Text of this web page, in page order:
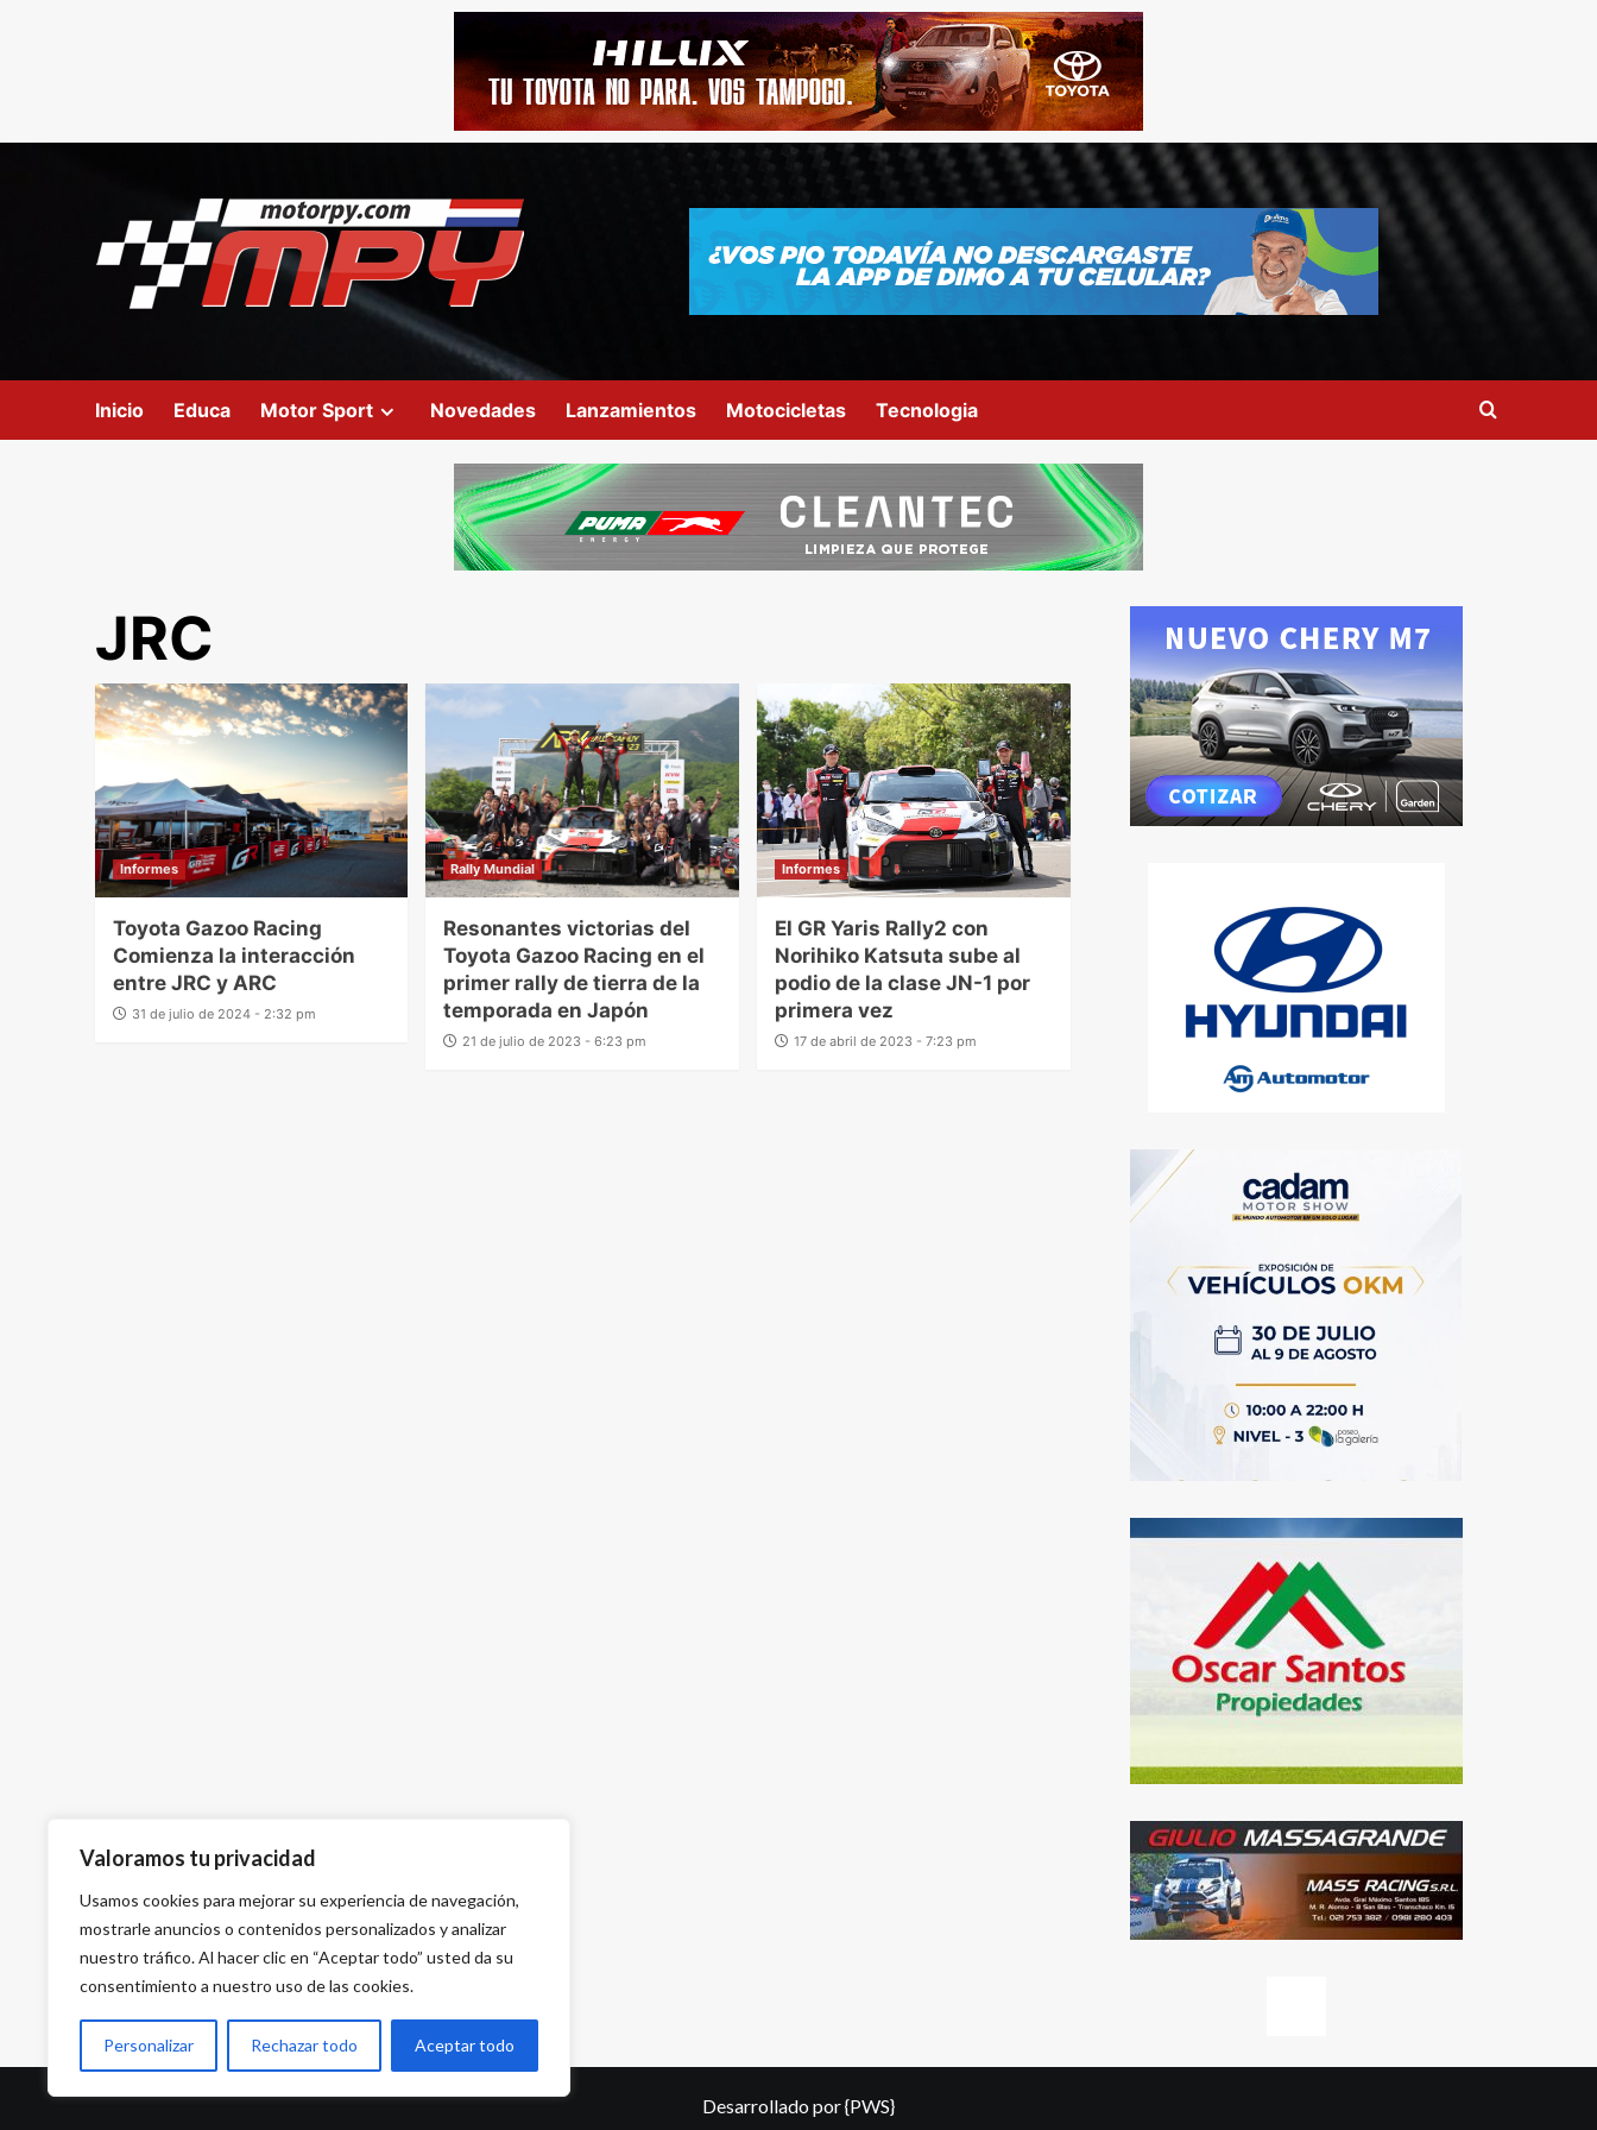
Valoramos tu privacidad
Usamos cookies para mejorar su experiencia de navegación,
mostrarle anuncios o contenidos personalizados y analizar
nuestro tráfico. Al hacer clic en “Aceptar todo” usted da su
consentimiento a nuestro uso de las cookies.
Personalizar Rechazar todo Aceptar todo
Inicio Educa Motor Sport Novedades Lanzamientos Motocicletas Tecnologia
JRC
Informes
Toyota Gazoo Racing
Comienza la interacción
entre JRC y ARC
31 de julio de 2024 - 2:32 pm
Rally Mundial
Resonantes victorias del
Toyota Gazoo Racing en el
primer rally de tierra de la
temporada en Japón
21 de julio de 2023 - 6:23 pm
Informes
El GR Yaris Rally2 con
Norihiko Katsuta sube al
podio de la clase JN-1 por
primera vez
17 de abril de 2023 - 7:23 pm
Desarrollado por{PWS}